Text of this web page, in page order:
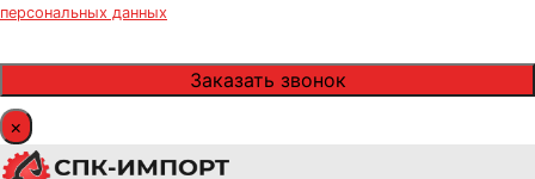
персональных данных
×